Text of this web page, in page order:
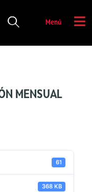
Menú
MENSUAL
61
368 KB